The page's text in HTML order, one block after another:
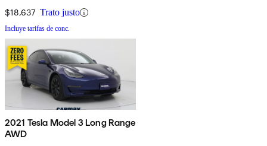
$18,637 Trato justo
Incluye tarifas de conc.
2021 Tesla Model 3 Long Range
AWD